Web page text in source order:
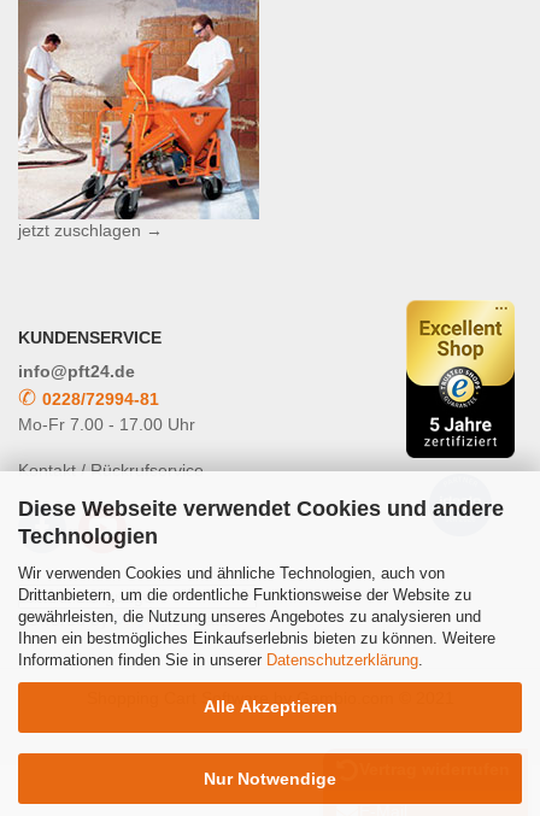
Diese Webseite verwendet Cookies und andere
Technologien
Wir verwenden Cookies und ähnliche Technologien, auch von
Drittanbietern, um die ordentliche Funktionsweise der Website zu
gewährleisten, die Nutzung unseres Angebotes zu analysieren und
Ihnen ein bestmögliches Einkaufserlebnis bieten zu können. Weitere
Informationen finden Sie in unserer Datenschutzerklärung
Alle Akzeptieren
Nur Notwendige
jetzt zuschlagen →
KUNDENSERVICE
info@pft24.de
✆ 0228/72994-81
Mo-Fr 7.00 - 17.00 Uhr
Kontakt / Rückrufservice
Powered by Translate
Shopping Cart Software by Gambio.com © 2021